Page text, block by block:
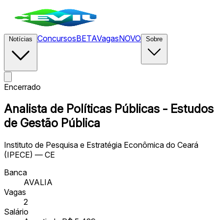
ConcursosBETAVagasNOVO
Encerrado
Analista de Políticas Públicas - Estudos
de Gestão Pública
Instituto de Pesquisa e Estratégia Econômica do Ceará
(IPECE) — CE
Banca
AVALIA
Vagas
2
Salário